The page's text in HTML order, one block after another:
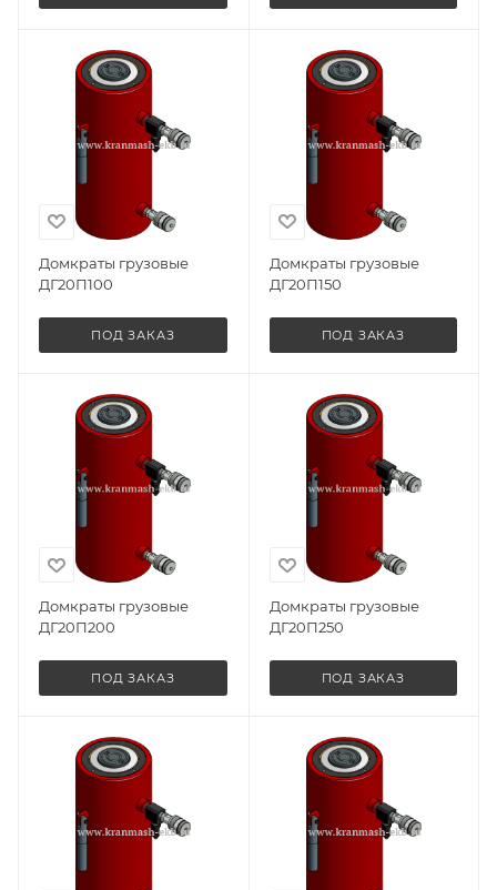
Домкраты грузовые
ДГ20П100
ПОД ЗАКАЗ
Домкраты грузовые
ДГ20П150
ПОД ЗАКАЗ
Домкраты грузовые
ДГ20П200
ПОД ЗАКАЗ
Домкраты грузовые
ДГ20П250
ПОД ЗАКАЗ